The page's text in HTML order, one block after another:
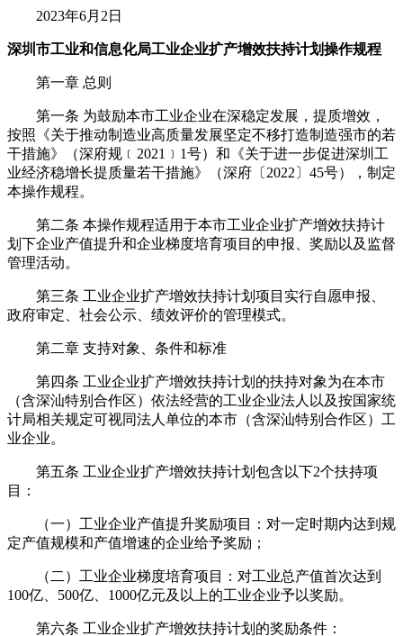
2023年6月2日
深圳市工业和信息化局工业企业扩产增效扶持计划操作规程
第一章 总则
第一条 为鼓励本市工业企业在深稳定发展，提质增效，
按照《关于推动制造业高质量发展坚定不移打造制造强市的若
干措施》（深府规﹝2021﹞1号）和《关于进一步促进深圳工
业经济稳增长提质量若干措施》（深府〔2022〕45号），制定
本操作规程。
第二条 本操作规程适用于本市工业企业扩产增效扶持计
划下企业产值提升和企业梯度培育项目的申报、奖励以及监督
管理活动。
第三条 工业企业扩产增效扶持计划项目实行自愿申报、
政府审定、社会公示、绩效评价的管理模式。
第二章 支持对象、条件和标准
第四条 工业企业扩产增效扶持计划的扶持对象为在本市
（含深汕特别合作区）依法经营的工业企业法人以及按国家统
计局相关规定可视同法人单位的本市（含深汕特别合作区）工
业企业。
第五条 工业企业扩产增效扶持计划包含以下2个扶持项
目：
（一）工业企业产值提升奖励项目：对一定时期内达到规
定产值规模和产值增速的企业给予奖励；
（二）工业企业梯度培育项目：对工业总产值首次达到
100亿、500亿、1000亿元及以上的工业企业予以奖励。
第六条 工业企业扩产增效扶持计划的奖励条件：